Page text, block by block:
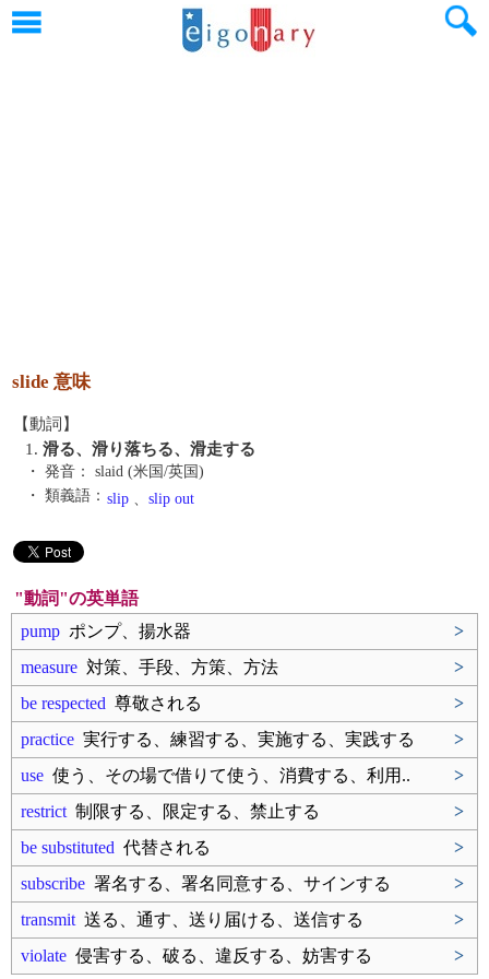
slide 意味
【動詞】
1. 滑る、滑り落ちる、滑走する
・ 発音：
slaid (米国/英国)
・ 類義語： slip 、 slip out
"動詞"の英単語
pump ポンプ、揚水器
>
measure 対策、手段、方策、方法
>
be respected 尊敬される
>
practice 実行する、練習する、実施する、実践する
>
use 使う、その場で借りて使う、消費する、利用..
>
restrict 制限する、限定する、禁止する
>
be substituted 代替される
>
subscribe 署名する、署名同意する、サインする
>
transmit 送る、通す、送り届ける、送信する
>
violate 侵害する、破る、違反する、妨害する >